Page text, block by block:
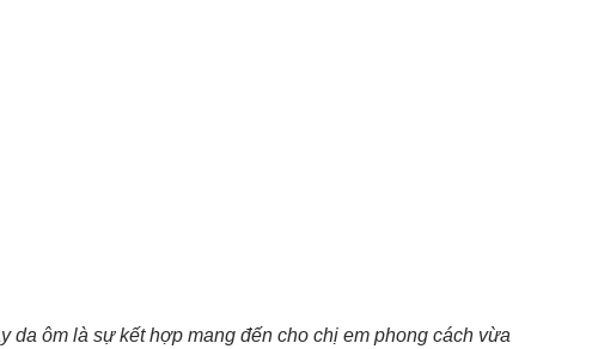
da ôm là sự kết hợp mang đến cho chị em phong cách vừa